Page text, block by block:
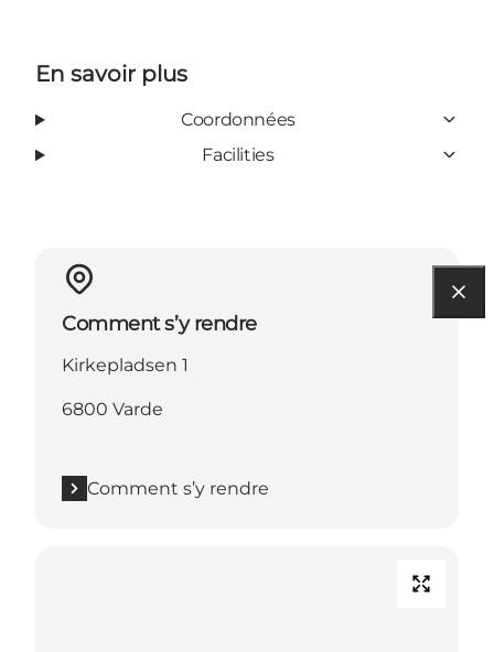
En savoir plus
Coordonnées
Facilities
Comment s’y rendre
Kirkepladsen 1
6800 Varde
Comment s’y rendre